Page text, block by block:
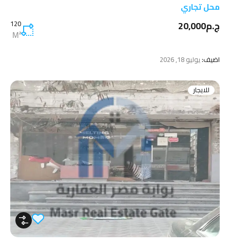
محل تجاري
ج.م20,000 120
M²
اضيف:يوليو 18, 2026
للايجار